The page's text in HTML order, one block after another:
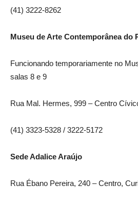
(41) 3222-8262
Museu de Arte Contemporânea do
Funcionando temporariamente no
salas 8 e 9
Rua Mal. Hermes, 999 – Centro
(41) 3323-5328 / 3222-5172
Sede Adalice Araújo
Rua Ébano Pereira, 240 – Centro,